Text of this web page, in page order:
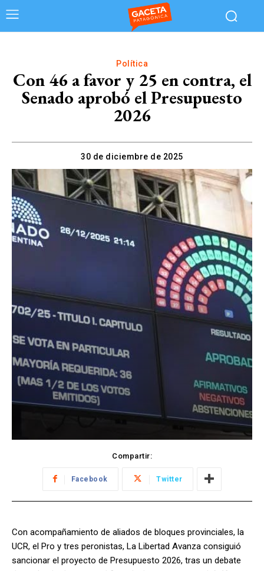
Política
Con 46 a favor y 25 en contra, el
Senado aprobó el Presupuesto
2026
30 de diciembre de 2025
Compartir:
Facebook Twitter
Con acompañamiento de aliados de bloques provinciales, la
UCR, el Pro y tres peronistas, La Libertad Avanza consiguió
sancionar el proyecto de Presupuesto 2026, tras un debate